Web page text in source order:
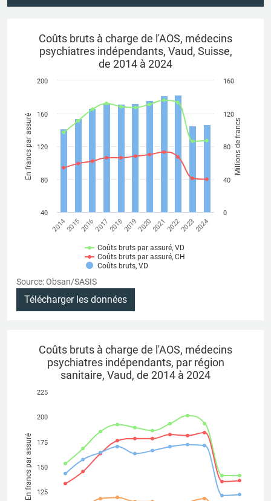
Millions de francs
En francs par assuré
Coûts bruts à charge de l'AOS, médecins
psychiatres indépendants, Vaud, Suisse,
de 2014 à 2024
Coûts bruts par assuré, VD
Coûts bruts par assuré, CH
Coûts bruts, VD
20142015201620172018201920202021202220232024
0
40
80
120
160
120
160
200
40
80
Source: Obsan/SASIS
Télécharger les données
En francs par assuré
Coûts bruts à charge de l'AOS, médecins
psychiatres indépendants, par région
sanitaire, Vaud, de 2014 à 2024
200
125
150
175
225